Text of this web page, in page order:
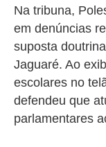
Na tribuna,
em denúncias
suposta
Jaguaré. Ao
escolares no
defendeu que
parlamentares